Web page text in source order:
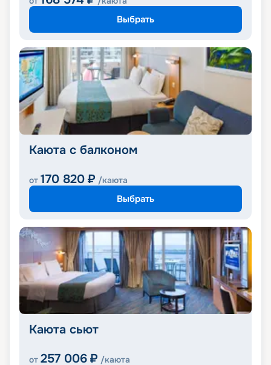
Выбрать
Каюта с балконом
от 170 820 ₽ /каюта
Выбрать
Каюта сьют
от 257 006 ₽ /каюта